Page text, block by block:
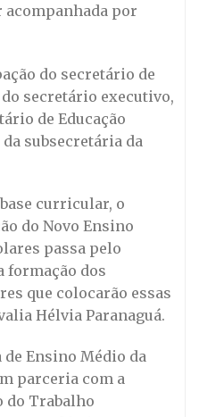
acompanhada por
do secretário de
secretário executivo,
de Educação
subsecretária da
curricular, o
do Novo Ensino
passa pelo
formação dos
que colocarão essas
Hélvia Paranaguá.
Ensino Médio da
parceria com a
do Trabalho